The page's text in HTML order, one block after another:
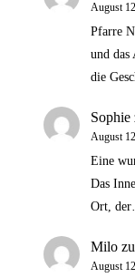
August
Pfarre
und das
die
Sophie
August
Eine
Das
Ort,
Milo zu
August